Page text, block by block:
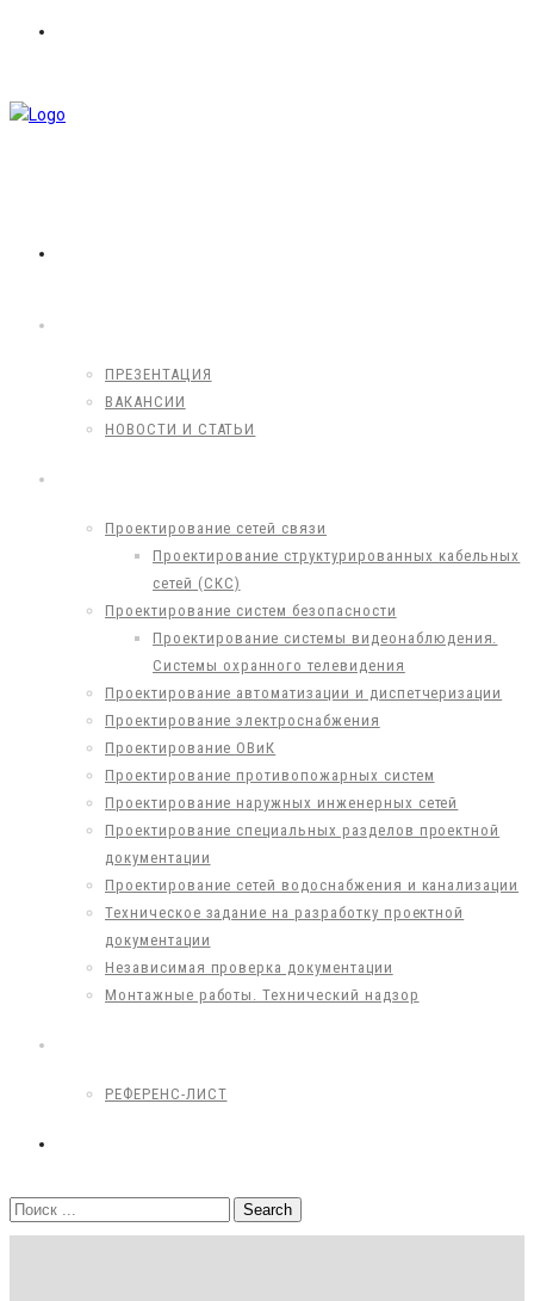
ПРЕЗЕНТАЦИЯ
ВАКАНСИИ
НОВОСТИ И СТАТЬИ
Проектирование сетей связи
Проектирование структурированных кабельных
сетей (СКС)
Проектирование систем безопасности
Проектирование системы видеонаблюдения.
Системы охранного телевидения
Проектирование автоматизации и диспетчеризации
Проектирование электроснабжения
Проектирование ОВиК
Проектирование противопожарных систем
Проектирование наружных инженерных сетей
Проектирование специальных разделов проектной
документации
Проектирование сетей водоснабжения и канализации
Техническое задание на разработку проектной
документации
Независимая проверка документации
Монтажные работы. Технический надзор
РЕФЕРЕНС-ЛИСТ